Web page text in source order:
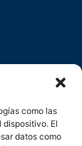
como las
El
datos como